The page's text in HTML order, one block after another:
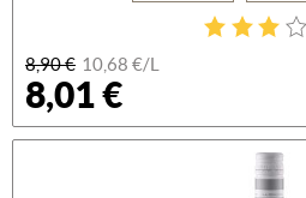
8,90 € 10,68 €/L
8,01 €